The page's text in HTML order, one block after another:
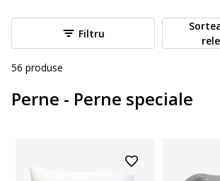
Filtru
56 produse
Perne - Perne speciale